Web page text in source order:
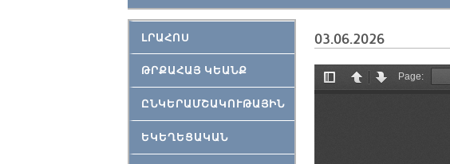
ԼՐԱՀՈՍ
ԹՐՔԱՀԱՅ ԿԵԱՆՔ
ԸՆԿԵՐԱՄՇԱԿՈՒԹԱՅԻՆ
ԵԿԵՂԵՑԱԿԱՆ
03.06.2026